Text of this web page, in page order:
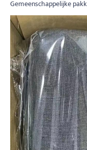
Gemeenschappelijke